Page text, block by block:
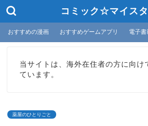
コミック☆マイス
おすすめの漫画 おすすめゲームアプリ 電子書
当サイトは、海外在住者の方に向け
ています。
薬屋のひとりごと